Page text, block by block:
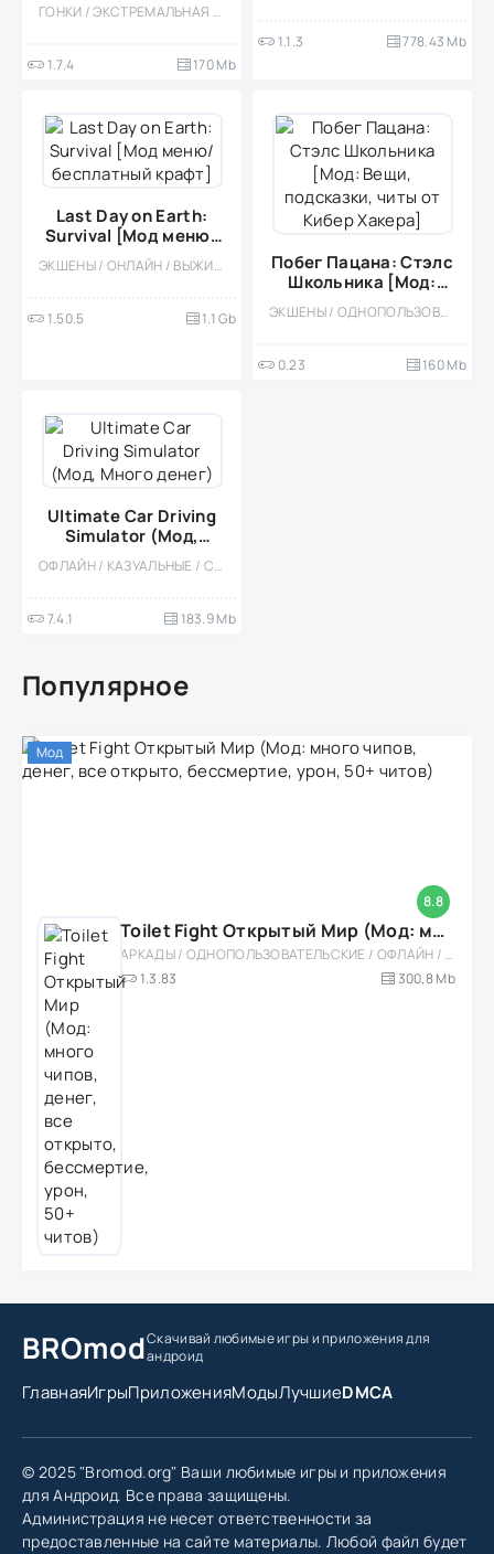
ГОНКИ / ЭКСТРЕМАЛЬНАЯ ЕЗДА / КАЗУАЛЬНЫЕ / МНОГОПОЛЬЗОВАТЕЛЬСКАЯ / СОРЕВНОВАТЕЛЬНАЯ / ОДНОПОЛЬЗОВАТЕЛЬСКИЕ / СТИЛИЗАЦИЯ / МОД / ВСТРОЕННЫЙ КЕШ / ВИД СБОКУ
1.7.4 170 Mb
1.1.3 778.43 Mb
Last Day on Earth:
Survival [Мод меню/
бесплатный крафт]ЭКШЕНЫ / ОНЛАЙН / ВЫЖИВАНИЕ / МОД / КРАФТИНГ / КАЗУАЛЬНЫЕ / СТИЛИЗАЦИЯ / ОДНОПОЛЬЗОВАТЕЛЬСКИЕ / ОФЛАЙН / ВСТРОЕННЫЙ КЕШ / БЕЗ КЕША / ХОРРОР НА ВЫЖИВАНИЕ / ЗОМБИ / АПОКАЛИПСИС / БОЛЬШАЯ
1.50.5 1.1 Gb
Побег Пацана: Стэлс
Школьника [Мод:
Вещи, подсказки,
читы от Кибер
ЭКШЕНЫ / ОДНОПОЛЬЗОВАТЕЛЬСКИЕ / ОТ ПЕРВОГО ЛИЦА / ХОРРОР / ХОРРОР НА ВЫЖИВАНИЕ / 3D / МОД / ВСТРОЕННЫЙ КЕШ
0.23 160 Mb
Ultimate Car Driving
Simulator (Мод,
Много денег)
ОФЛАЙН / КАЗУАЛЬНЫЕ / СИМУЛЯТОРЫ / СТИЛИЗАЦИЯ / ОДНОПОЛЬЗОВАТЕЛЬСКИЕ / УПРАВЛЕНИЕ / ГОНКИ / АРКАДЫ / ОТКРЫТЫЙ МИР / ВСТРОЕННЫЙ КЕШ / МОД / 3D
7.4.1 183.9 Mb
Популярное
8.8
Мод
Toilet Fight Открытый Мир (Мод: много чипов, денег, все открыто, бессмертие, урон, 50+ читов)
АРКАДЫ / ОДНОПОЛЬЗОВАТЕЛЬСКИЕ / ОФЛАЙН / МОД / РОЛЕВЫЕ / ШУТЕРЫ / ОТКРЫТЫЙ МИР / ВСТРОЕННЫЙ КЕШ / 3D / ЭКШЕНЫ / ТУАЛЕТНЫЕ ВОЙНЫ / ДЛЯ ДЕТЕЙ
1.3.83
300,8 Mb
BROmodСкачивай любимые игрыи приложения для
андроид
ГлавнаяИгрыПриложенияМодыЛучшиеDMCA
© 2025 "Bromod.org" Ваши любимые игры и приложения
для Андроид. Все права защищены.
Администрация не несет ответственности за
предоставленные на сайте материалы. Любой файл будет